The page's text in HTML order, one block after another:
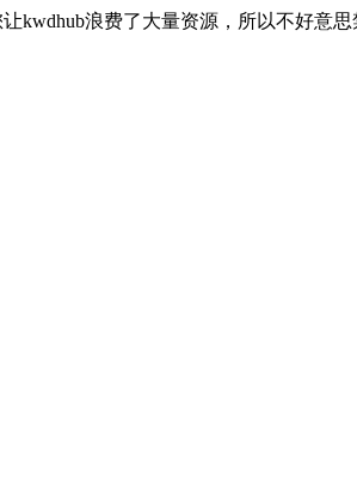
kwdhub浪费了大量资源，所以不好意